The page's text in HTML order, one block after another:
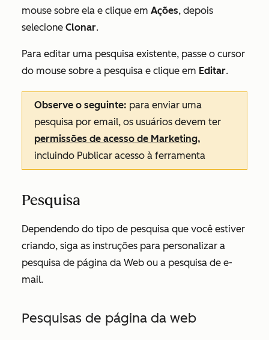
mouse sobre ela e clique em Ações, depois
selecione Clonar.
Para editar uma pesquisa existente, passe o cursor
do mouse sobre a pesquisa e clique em Editar.
Observe o seguinte: para enviar uma
pesquisa por email, os usuários devem ter
permissões de acesso de Marketing,
incluindo Publicar acesso à ferramenta
Pesquisa
Dependendo do tipo de pesquisa que você estiver
criando, siga as instruções para personalizar a
pesquisa de página da Web ou a pesquisa de e-
mail.
Pesquisas de página da web